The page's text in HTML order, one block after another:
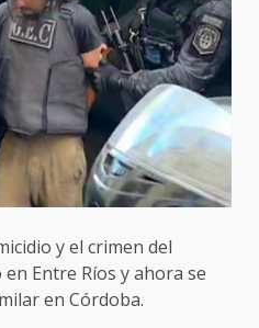
y el crimen del
Entre Ríos y ahora se
en Córdoba.